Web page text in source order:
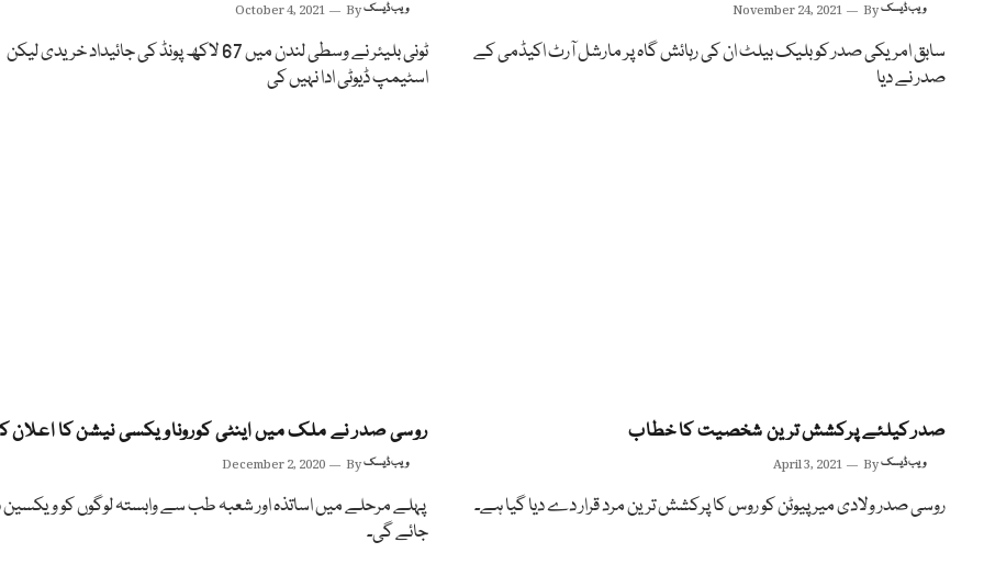
November 24, 2021 Byویب ڈیسک
سابق امریکی صدر کو بلیک بیلٹ ان کی رہائش گاہ پر مارشل آرٹ اکیڈمی کے
صدر نے دیا
October 4, 2021 Byویب ڈیسک
ٹونی بلیئر نے وسطی لندن میں 67 لاکھ پونڈ کی جائیداد خریدی لیکن
اسٹیمپ ڈیوٹی ادا نہیں کی
صدر کیلئے پرکشش ترین شخصیت کا خطاب
April 3, 2021 Byویب ڈیسک
روسی صدر ولادی میر پیوٹن کو روس کا پرکشش ترین مرد قرار دے دیا گیا ہے۔
روسی صدر نے ملک میں اینٹی کوروناویکسی نیشن کا اعلان
December 2, 2020 Byویب ڈیسک
پہلے مرحلے میں اساتذہ اور شعبہ طب سے وابستہ لوگوں کو
جائے گی۔